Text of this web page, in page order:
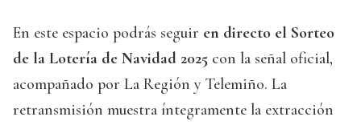
En este espacio podrás seguir en directo el Sorteo
de la Lotería de Navidad 2025 con la señal oficial,
acompañado por La Región y Telemiño. La
retransmisión muestra íntegramente la extracción